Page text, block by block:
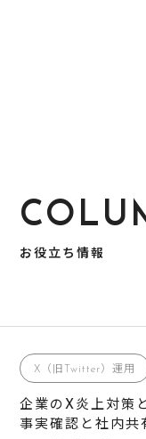
お役立ち情報
X（旧Twitter）運用
企業のX炎上対策
事実確認と社内共